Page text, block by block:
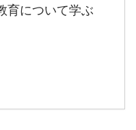
育について学ぶ